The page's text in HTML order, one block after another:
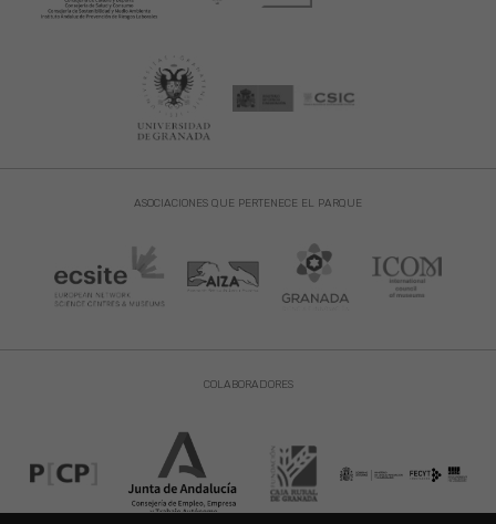
ASOCIACIONES QUE PERTENECE EL PARQUE
COLABORADORES